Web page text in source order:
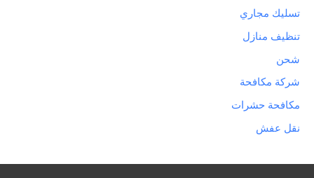
تسليك مجاري
تنظيف منازل
شحن
شركة مكافحة
مكافحة حشرات
نقل عفش